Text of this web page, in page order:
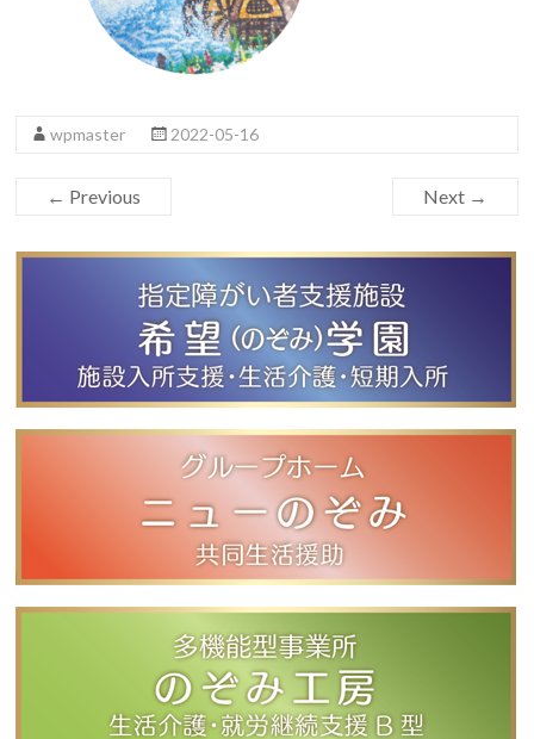
wpmaster 2022-05-16
← Previous Next →